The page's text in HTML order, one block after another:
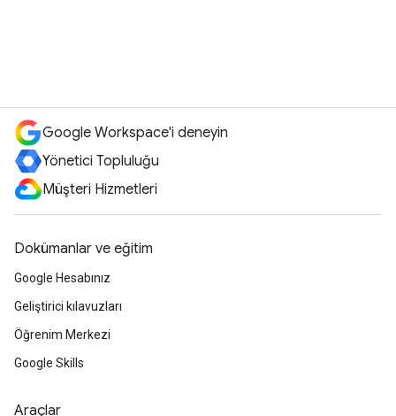
Google Workspace'i deneyin
Yönetici Topluluğu
Müşteri Hizmetleri
Dokümanlar ve eğitim
Google Hesabınız
Geliştirici kılavuzları
Öğrenim Merkezi
Google Skills
Araçlar